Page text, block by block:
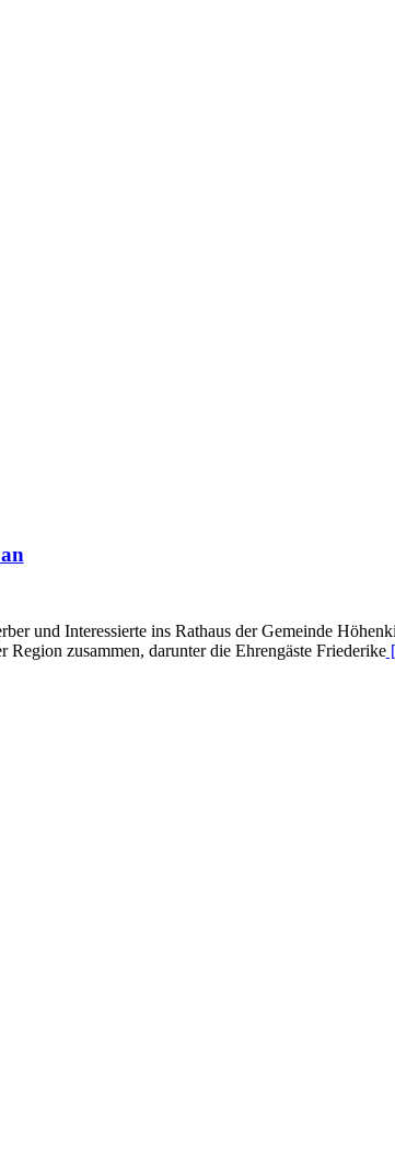
und Interessierte ins Rathaus der Gemeinde
zusammen, darunter die Ehrengäste Friederike